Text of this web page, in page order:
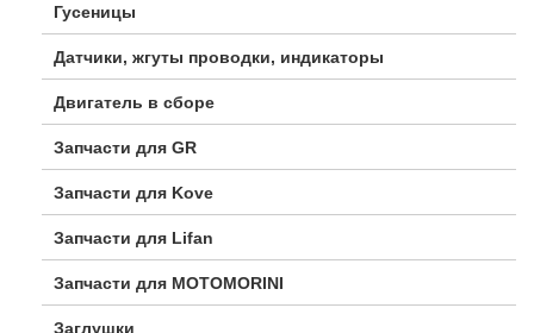
Гусеницы
Датчики, жгуты проводки, индикаторы
Двигатель в сборе
Запчасти для GR
Запчасти для Kove
Запчасти для Lifan
Запчасти для MOTOMORINI
Заглушки